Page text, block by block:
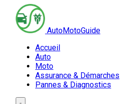
AutoMotoGuide
Accueil
Auto
Moto
Assurance & Démarches
Pannes & Diagnostics